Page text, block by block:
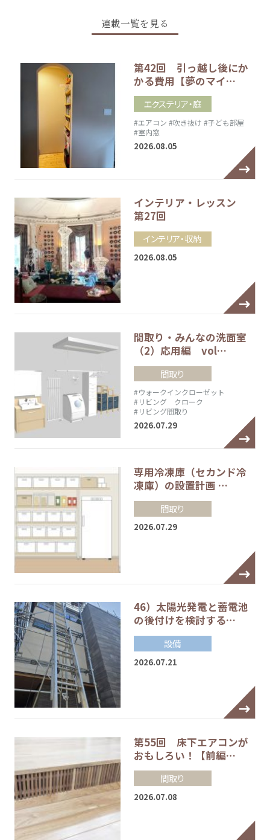
連載一覧を見る
第42回 引っ越し後にか
かる費用【夢のマイ…
エクステリア・庭
#エアコン #吹き抜け #子ども部屋
#室内窓
2026.08.05
インテリア・レッスン
第27回
インテリア・収納
2026.08.05
間取り・みんなの洗面室
（2）応用編 vol…
間取り
#ウォークインクローゼット
#リビング クローク
#リビング間取り
2026.07.29
専用冷凍庫（セカンド冷
凍庫）の設置計画 …
間取り
2026.07.29
46）太陽光発電と蓄電池
の後付けを検討する…
設備
2026.07.21
第55回 床下エアコンが
おもしろい！【前編…
間取り
2026.07.08